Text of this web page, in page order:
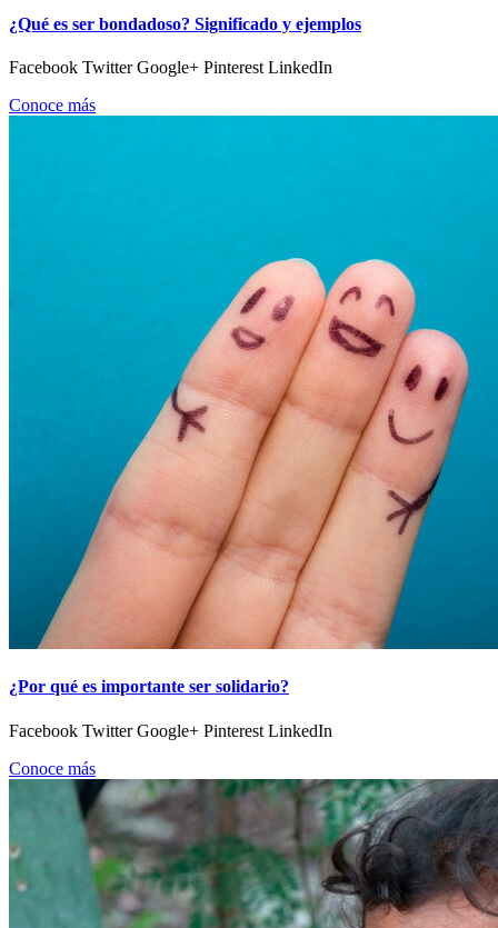
¿Qué es ser bondadoso? Significado y ejemplos
Facebook Twitter Google+ Pinterest LinkedIn
Conoce más
¿Por qué es importante ser solidario?
Facebook Twitter Google+ Pinterest LinkedIn
Conoce más